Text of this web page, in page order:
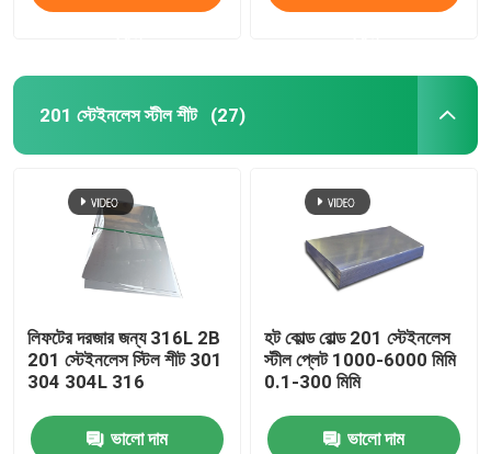
201 স্টেইনলেস স্টীল শীট (27)
লিফটের দরজার জন্য 316L 2B
201 স্টেইনলেস স্টিল শীট 301
304 304L 316
ভালো দাম
হট কোল্ড রোল্ড 201 স্টেইনলেস
স্টীল প্লেট 1000-6000 মিমি
0.1-300 মিমি
ভালো দাম